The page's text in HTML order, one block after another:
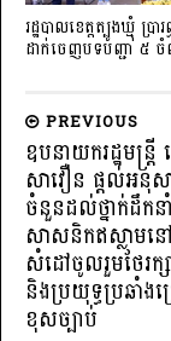
រដ្ឋបាលខេត្តត្បូងឃ្មុំ ប្
ដាក់ចេញបទបញ្ជា ៥
PREVIOUS
ឧបនាយករដ្ឋមន្ដ្រី
សាវឿន ផ្ដល់អ
ចំនួនដល់ថ្នាក់ដឹក
សាសនិកឥស្លាមនៅ
សំដៅចូលរួមថែរក្ស
និងប្រយុទ្ធប្រឆាំ
ខុសច្បាប់